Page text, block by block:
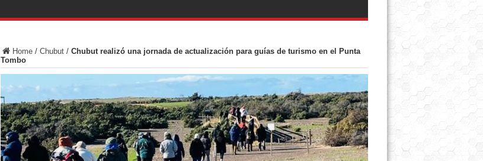
Home/ Chubut/ Chubut realizó una jornada de actualización para guías de turismo en el Punta
Tombo